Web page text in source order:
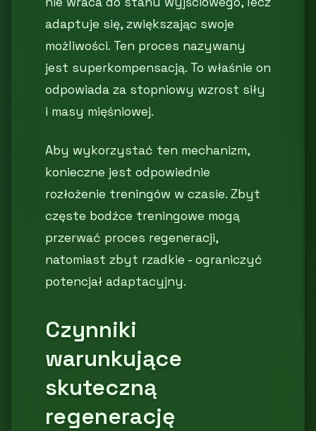
adaptuje się, zwiększając swoje
możliwości. Ten proces nazywany
jest superkompensacją. To właśnie on
odpowiada za stopniowy wzrost siły
i masy mięśniowej.
Aby wykorzystać ten mechanizm,
konieczne jest odpowiednie
rozłożenie treningów w czasie. Zbyt
częste bodźce treningowe mogą
przerwać proces regeneracji,
natomiast zbyt rzadkie - ograniczyć
potencjał adaptacyjny.
Czynniki
warunkujące
skuteczną
regenerację